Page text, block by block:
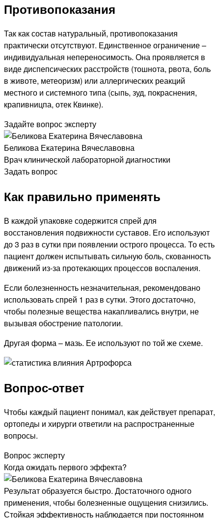
Противопоказания
Так как состав натуральный, противопоказания
практически отсутствуют. Единственное ограничение –
индивидуальная непереносимость. Она проявляется в
виде диспепсических расстройств (тошнота, рвота, боль
в животе, метеоризм) или аллергических реакций
местного и системного типа (сыпь, зуд, покраснения,
крапивницпа, отек Квинке).
Задайте вопрос эксперту
Беликова Екатерина Вячеславовна
Врач клинической лабораторной диагностики
Задать вопрос
Как правильно применять
В каждой упаковке содержится спрей для
восстановления подвижности суставов. Его используют
до 3 раз в сутки при появлении острого процесса. То есть
пациент должен испытывать сильную боль, скованность
движений из-за протекающих процессов воспаления.
Если болезненность незначительная, рекомендовано
использовать спрей 1 раз в сутки. Этого достаточно,
чтобы полезные вещества накапливались внутри, не
вызывая обострение патологии.
Другая форма – мазь. Ее используют по той же схеме.
Вопрос-ответ
Чтобы каждый пациент понимал, как действует препарат,
ортопеды и хирурги ответили на распространенные
вопросы.
Вопрос эксперту
Когда ожидать первого эффекта?
Результат образуется быстро. Достаточного одного
применения, чтобы болезненные ощущения снизились.
Стойкая эффективность наблюдается при постоянном